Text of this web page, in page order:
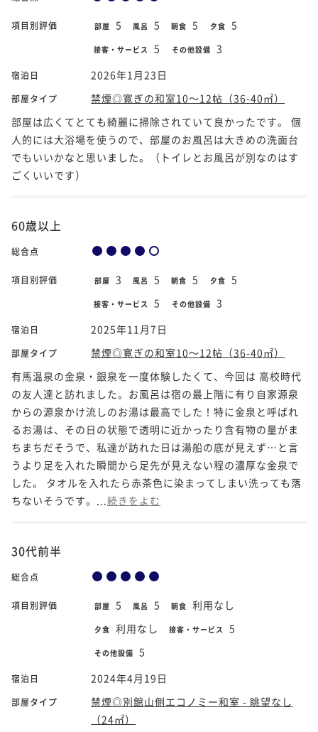
項目別評価 部屋 5 風呂 5 朝食 5 夕食 5
接客・サービス 5 その他設備 3
宿泊日 2026年1月23日
部屋タイプ
禁煙◎寛ぎの和室10～12帖（36-40㎡）
部屋は広くてとても綺麗に掃除されていて良かったです。 個
人的には大浴場を使うので、部屋のお風呂は大きめの洗面台
でもいいかなと思いました。（トイレとお風呂が別なのはす
ごくいいです）
60歳以上
総合点
項目別評価 部屋 3 風呂 5 朝食 5 夕食 5
接客・サービス 5 その他設備 3
宿泊日 2025年11月7日
部屋タイプ
禁煙◎寛ぎの和室10～12帖（36-40㎡）
有馬温泉の金泉・銀泉を一度体験したくて、今回は 高校時代
の友人達と訪れました。お風呂は宿の最上階に有り自家源泉
からの源泉かけ流しのお湯は最高でした！特に金泉と呼ばれ
るお湯️は、その日の状態で透明に近かったり含有物の量がま
ちまちだそうで、私達が訪れた日は湯船の底が見えず…と言
うより足を入れた瞬間から足先が見えない程の濃厚な金泉で
した。 タオルを入れたら赤茶色に染まってしまい洗っても落
ちないそうです。... 続きをよむ
30代前半
総合点
項目別評価 部屋 5 風呂 5 朝食 利用なし
夕食 利用なし 接客・サービス 5
その他設備 5
宿泊日 2024年4月19日
部屋タイプ
禁煙◎別館山側エコノミー和室 - 眺望なし
（24㎡）